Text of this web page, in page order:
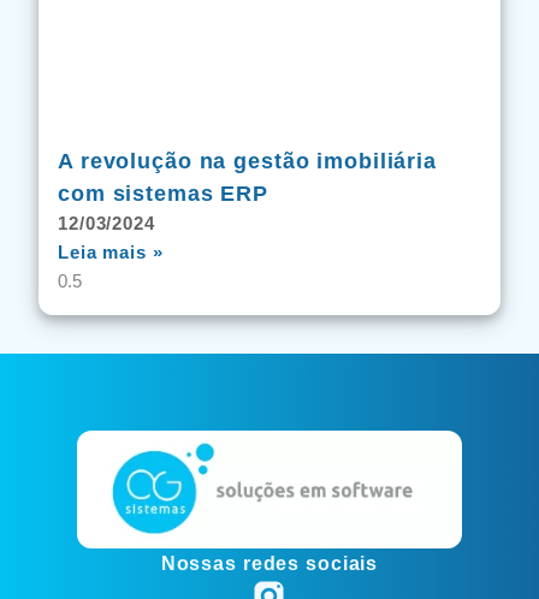
A revolução na gestão imobiliária
com sistemas ERP
12/03/2024
Leia mais »
Nossas redes sociais